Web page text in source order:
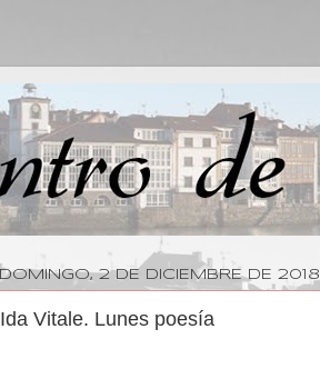
DOMINGO, 2 DE DICIEMBRE DE 2018
Ida Vitale. Lunes poesía